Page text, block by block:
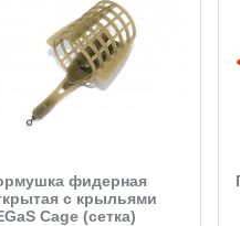
фидерная
с крыльями
Cage (сетка)